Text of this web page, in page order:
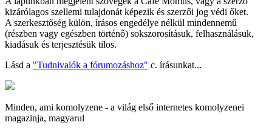
kizárólagos szellemi tulajdonát képezik és szerzői jog védi őket.
A szerkesztőség külön, írásos engedélye nélkül mindennemű
(részben vagy egészben történő) sokszorosításuk, felhasználásuk,
kiadásuk és terjesztésük tilos.
Lásd a "Tudnivalók a fórumozáshoz" c. írásunkat...
Minden, ami komolyzene - a világ első internetes komolyzenei
magazinja, magyarul